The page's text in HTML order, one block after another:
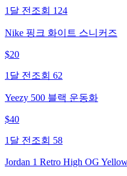
1달 전 조회 124
Nike 핑크 화이트 스니커즈
$20
1달 전 조회 62
Yeezy 500 블랙 운동화
$40
1달 전 조회 58
Jordan 1 Retro High OG